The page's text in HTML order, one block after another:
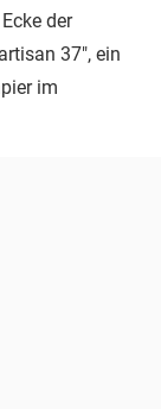
der
37", ein
im